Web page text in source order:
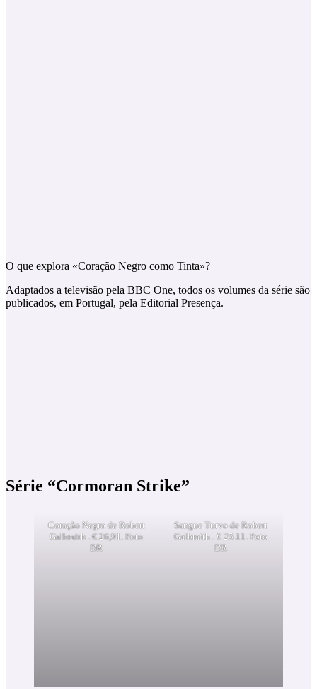
O que explora «Coração Negro como Tinta»?
Adaptados a televisão pela BBC One, todos os volumes da série são
publicados, em Portugal, pela Editorial Presença.
Série “Cormoran Strike”
Coração Negro de Robert
Galbraith . € 26,91. Foto
DR
Sangue Turvo de Robert
Galbraith . € 25.11. Foto
DR